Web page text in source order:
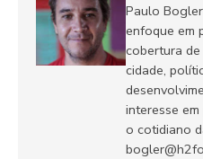
Paulo
enfoque em
cobertura
cidade,
interesse
o cotidiano